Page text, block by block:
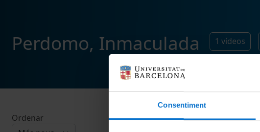
Consentiment
Perdomo, Inmaculada 1 vídeos
Ordenar